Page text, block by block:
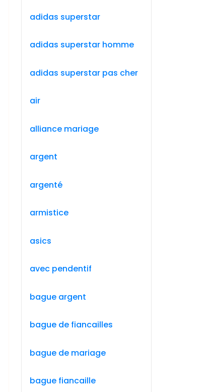
adidas superstar
adidas superstar homme
adidas superstar pas cher
air
alliance mariage
argent
argenté
armistice
asics
avec pendentif
bague argent
bague de fiancailles
bague de mariage
bague fiancaille